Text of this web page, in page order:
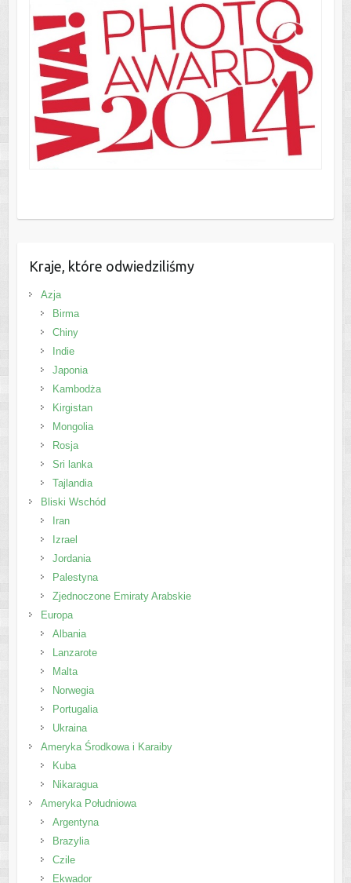
Kraje, które odwiedziliśmy
Azja
Birma
Chiny
Indie
Japonia
Kambodża
Kirgistan
Mongolia
Rosja
Sri lanka
Tajlandia
Bliski Wschód
Iran
Izrael
Jordania
Palestyna
Zjednoczone Emiraty Arabskie
Europa
Albania
Lanzarote
Malta
Norwegia
Portugalia
Ukraina
Ameryka Środkowa i Karaiby
Kuba
Nikaragua
Ameryka Południowa
Argentyna
Brazylia
Czile
Ekwador